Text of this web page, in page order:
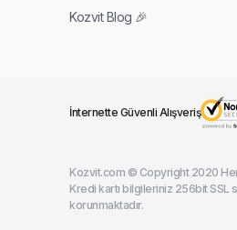
Kozvit Blog 🎉
İnternette Güvenli Alışveriş
Kozvit.com © Copyright 2020 Her
Kredi kartı bilgileriniz 256bit SSL
korunmaktadır.